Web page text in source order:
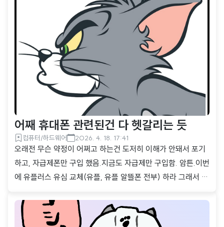
는 의미가 되는듯 -_- 자꾸 PoE 관련 헛소리 하니까 정정해 주
면서 답을 만듬. 암튼.어떤 것에 물어봐도.메인 스위칭 허브를
만들고, 거기서 계속 연결시켜 나가라고 알려주는군.
어째 휴대폰 관련된건 다 헷갈리는 듯
컴퓨터/하드웨어 2026. 4. 18. 17:41
오래전 무슨 약정이 어쩌고 하는건 도저히 이해가 안돼서 포기
하고, 자급제폰만 구입 했음.지금도 자급제만 구입함. 암튼.이번
에 유플러스 유심 교체(유플, 유플 알뜰폰 전부) 하라 그래서 신
교체 눌러서 들어가보면 이심은 데이터 받는거니 일단 넘어가
고.유심 교체는 이미 유심을 받은 상태를 기준으로 진행이 됨.근